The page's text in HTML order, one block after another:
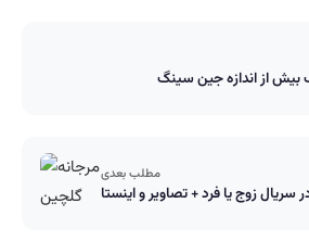
از اندازه جین سینگ
مطلب بعدی
سریال زوج یا فرد + تصاویر و اینستا